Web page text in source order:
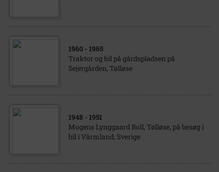
1960 - 1965
Traktor og bil på gårdspladsen på
Sejergården, Tølløse
1948 - 1951
Mogens Lynggaard Boll, Tølløse, på besøg i
bil i Värmland, Sverige